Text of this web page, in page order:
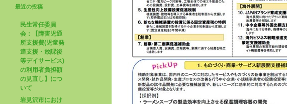
最近の投稿
民生常任委員
会：【障害児通
所支援費(児童発
達支援・放課後
等デイサービス)
の利用者負担額
の見直し】につ
いて
岩見沢市におけ